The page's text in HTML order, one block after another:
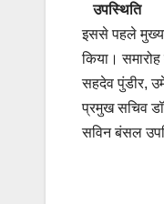
उपस्थिति
इससे पहले
किया।
सहदेव पुंडीर,
प्रमुख सचिव
सविन बंसल